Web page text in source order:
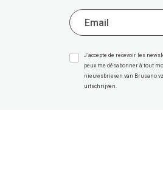
J’accepte de recevoir les
peux me désabonner à tout
nieuwsbrieven van Brusano
uitschrijven.